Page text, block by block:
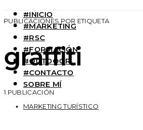
#INICIO
#MARKETING
#RSC
#FORMACIÓN
#OUTDOOR
#CONTACTO
SOBRE MÍ
PUBLICACIONES POR ETIQUETA
graffiti
1 PUBLICACIÓN
MARKETING TURÍSTICO